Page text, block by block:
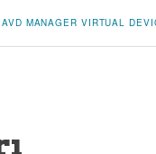
MANAGER VIRTUAL